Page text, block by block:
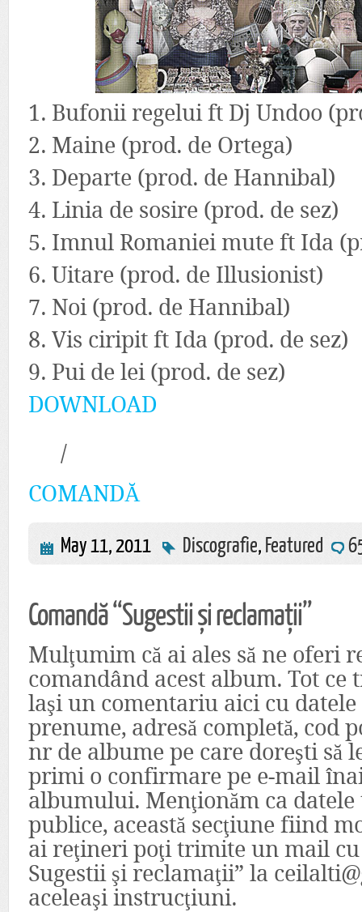
1. Bufonii regelui ft Dj Undoo
2. Maine (prod. de Ortega)
3. Departe (prod. de Hannibal)
4. Linia de sosire (prod. de sez)
5. Imnul Romaniei mute ft Ida
6. Uitare (prod. de Illusionist)
7. Noi (prod. de Hannibal)
8. Vis ciripit ft Ida (prod. de sez)
9. Pui de lei (prod. de sez)
DOWNLOAD
/
COMANDĂ
May 11, 2011 Discografie,Featured
Comandă “Sugestii și reclamații”
Mulţumim că ai ales să ne oferi
comandând acest album. Tot ce
laşi un comentariu aici cu datele
prenume, adresă completă, cod
nr de albume pe care doreşti să
primi o confirmare pe e-mail
albumului. Menţionăm ca
publice, această secţiune fiind
ai reţineri poţi trimite un mail cu
Sugestii şi reclamaţii” la
aceleaşi instrucţiuni.